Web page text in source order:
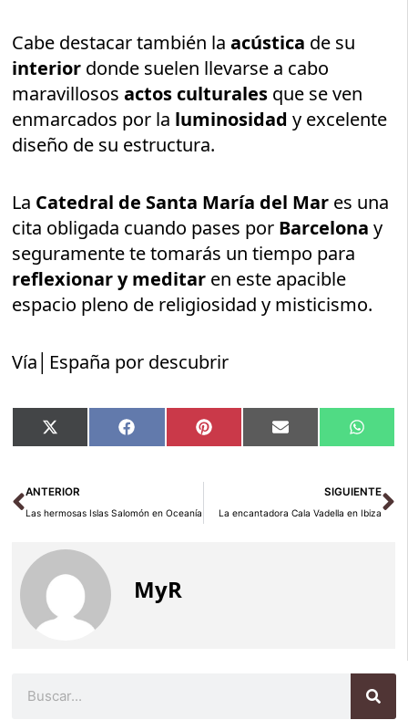
Cabe destacar también laacústica de su
interior donde suelen llevarse a cabo
maravillosos actos culturales que se ven
enmarcados por la luminosidad y excelente
diseño de su estructura.
La Catedral de Santa María del Mar es una
cita obligada cuando pases por Barcelona y
seguramente te tomarás un tiempo para
reflexionar y meditar en este apacible
espacio pleno de religiosidad y misticismo.
Vía│España por descubrir
Compartir
en
X
(Twitter)
Compartir
en
Facebook Compartir
en
Pinterest Compartir
en
Email
en
Ant
ANTERIOR
Las hermosas Islas Salomón en Oceanía
SIGUIENTE
La encantadora Cala Vadella en Ibiza
MyR